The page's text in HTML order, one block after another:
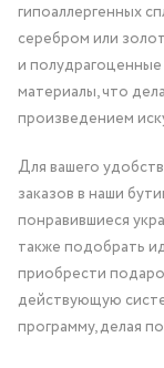
гипоаллергенных
серебром или
и
материалы, что
произведением
Для вашего
заказов в наши
понравившиеся
также подобрать
приобрести
действующую
программу, делая